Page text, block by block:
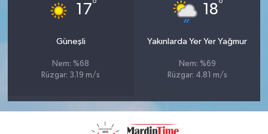
17°
Güneşli
Nem: %68
Rüzgar: 3.19 m/s
18°
Yakınlarda Yer Yer Yağmur
Nem: %69
Rüzgar: 4.81 m/s